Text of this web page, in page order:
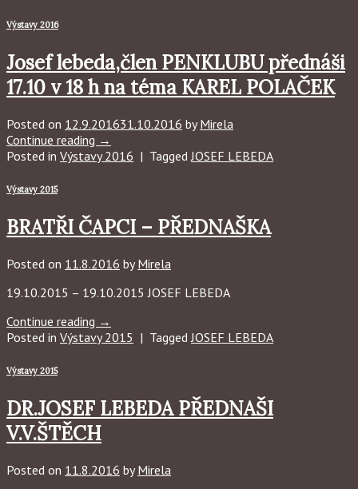
Výstavy 2016
Josef lebeda,člen PENKLUBU přednáši
17.10 v 18 h na téma KAREL POLAČEK
Posted on 12.9.201631.10.2016 byMirela
Continue reading →
Posted in Výstavy 2016 | Tagged JOSEF LEBEDA
Výstavy 2015
BRATŘI ČAPCI – PŘEDNAŠKA
Posted on 11.8.2016 byMirela
19.10.2015 – 19.10.2015 JOSEF LEBEDA
Continue reading →
Posted in Výstavy 2015 | Tagged JOSEF LEBEDA
Výstavy 2015
DR.JOSEF LEBEDA PŘEDNAŠI
V.V.ŠTĚCH
Posted on 11.8.2016 byMirela